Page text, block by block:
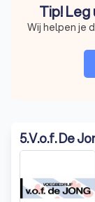
Tip! Leg
Wij helpen je
5.V.o.f. De